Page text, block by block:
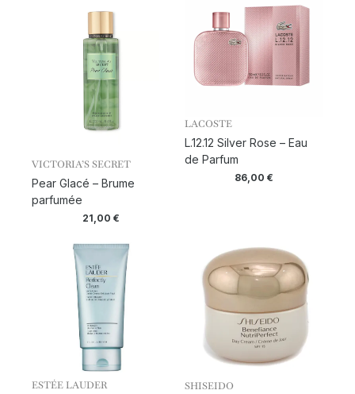
VICTORIA’S SECRET
Pear Glacé – Brume
parfumée
21,00€
LACOSTE
L.12.12 Silver Rose – Eau
de Parfum
86,00 €
ESTÉE LAUDER SHISEIDO